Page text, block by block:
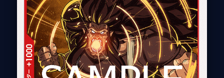
Deck Share
PREMIUM SERVICE
ทีวีออนไลน์
แนะนำรายการทีวี
อนิเมะ